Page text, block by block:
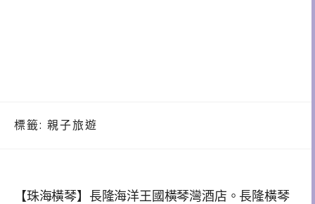
標籤: 親子旅遊
【珠海橫琴】長隆海洋王國橫琴灣酒店。長隆橫琴